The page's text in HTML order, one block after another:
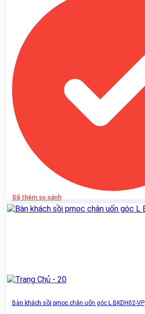
Đã thêm so sánh
Bàn khách sồi pmoc chân uốn góc L BKDH02-VP